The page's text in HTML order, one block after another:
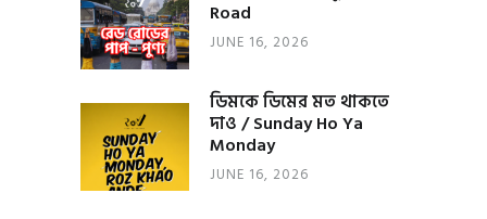
Road
JUNE 16, 2026
ডিমকে ডিমের মত থাকতে
দাও / Sunday Ho Ya
Monday
JUNE 16, 2026